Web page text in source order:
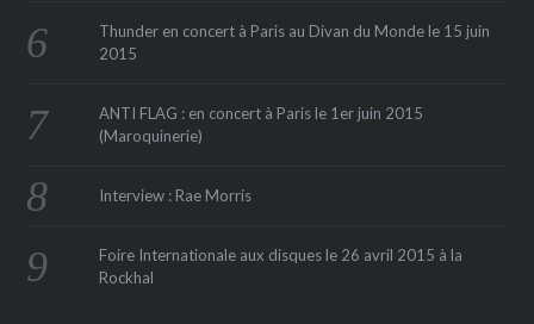
Thunder en concert à Paris au Divan du Monde le 15 juin
2015
ANTI FLAG : en concert à Paris le 1er juin 2015
(Maroquinerie‏)
Interview : Rae Morris
Foire Internationale aux disques le 26 avril 2015 à la
Rockhal